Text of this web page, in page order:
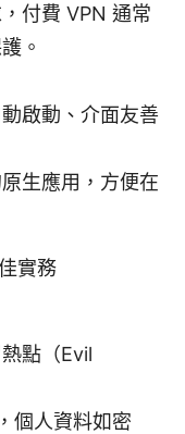
付費 VPN 通常
。
啟動、介面友善
生應用，方便在
實務
點（Evil
個人資料如密